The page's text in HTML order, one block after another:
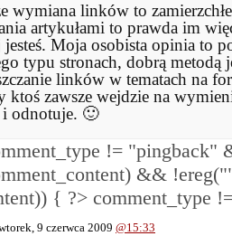
wymiana linków to
artykułami to prawda im
Moja osobista opinia to
typu stronach, dobrą metodą
linków w tematach na
ktoś zawsze wejdzie na
odnotuje. 🙂
!= "pingback"
&& !ereg("
{ ?>
9 czerwca 2009 @15:33
comment_type